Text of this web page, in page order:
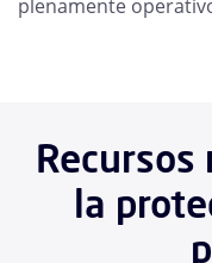
plenamente
Recursos
la